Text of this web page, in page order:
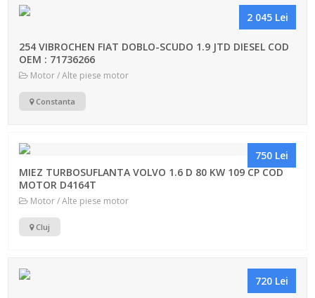
2 045 Lei
254 VIBROCHEN FIAT DOBLO-SCUDO 1.9 JTD DIESEL COD
OEM : 71736266
Motor / Alte piese motor
Constanta
750 Lei
MIEZ TURBOSUFLANTA VOLVO 1.6 D 80 KW 109 CP COD
MOTOR D4164T
Motor / Alte piese motor
Cluj
720 Lei